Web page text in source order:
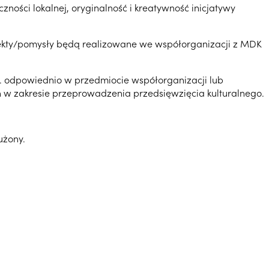
lokalnej, oryginalność i kreatywność inicjatywy
pomysły będą realizowane we współorganizacji z MDK
w przedmiocie współorganizacji lub
zakresie przeprowadzenia przedsięwzięcia kulturalnego.